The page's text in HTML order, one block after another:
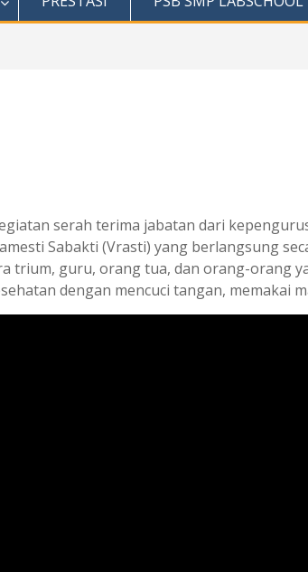
serah terima jabatan dari
Sabakti (Vrasti) yang berlangsung
trium, guru, orang tua, dan orang-orang
dengan mencuci tangan, memakai